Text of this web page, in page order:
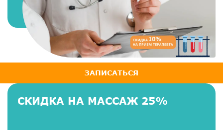
ЗАПИСАТЬСЯ
СКИДКА НА МАССАЖ 25%